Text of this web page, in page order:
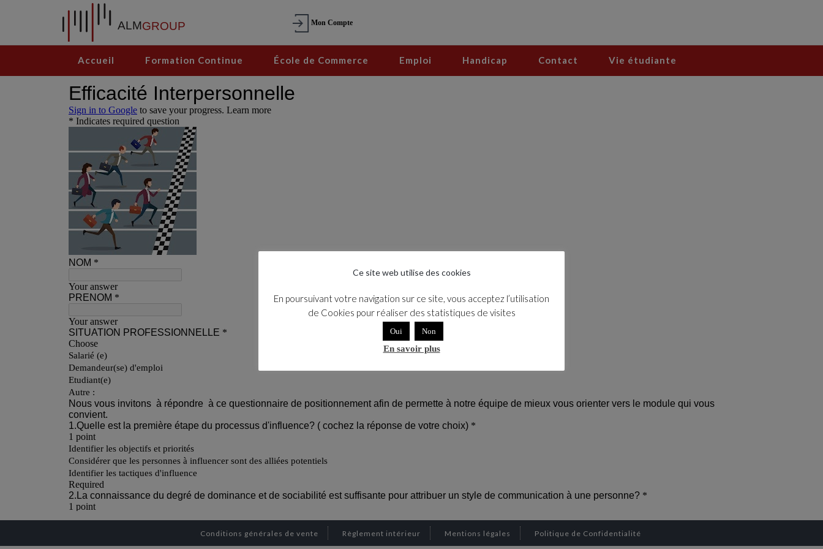
Mon Compte
Accueil Formation Continue École de Commerce Emploi Handicap Contact Vie étudiante
Conditions générales de vente Règlement intérieur Mentions légales Politique de Confidentialité
Ce site web utilise des cookies
En poursuivant votre navigation sur ce site, vous acceptez l’utilisation
de Cookies pour réaliser des statistiques de visites
Oui Non
En savoir plus